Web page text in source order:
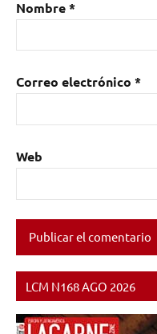
Nombre*
Correo electrónico *
Web
LCM N168 AGO 2026